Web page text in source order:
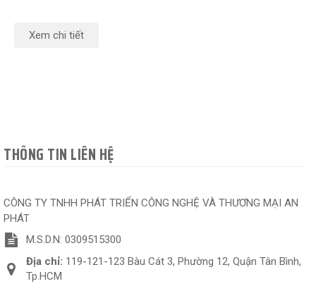
Xem chi tiết
THÔNG TIN LIÊN HỆ
CÔNG TY TNHH PHÁT TRIỂN CÔNG NGHỆ VÀ THƯƠNG MẠI AN
PHÁT
M.S.D.N: 0309515300
Địa chỉ: 119-121-123 Bàu Cát 3, Phường 12, Quận Tân Bình,
Tp.HCM